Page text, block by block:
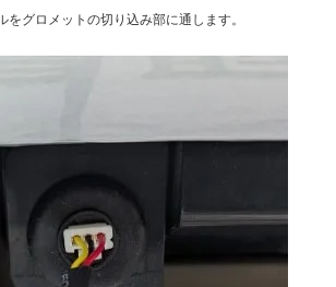
をグロメットの切り込み部に通します。